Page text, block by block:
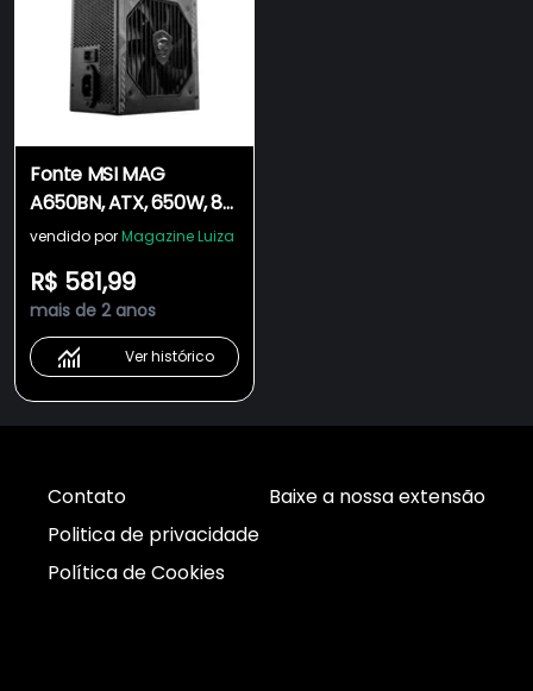
Fonte MSI MAG
A650BN, ATX, 650W, 80
PLUS Bronze, PFC Ativo,
306-7ZP2B22-CE0
vendido porMagazine Luiza
R$ 581,99
mais de 2 anos
Ver histórico
Contato
Politica de privacidade
Política de Cookies
Baixe a nossa extensão